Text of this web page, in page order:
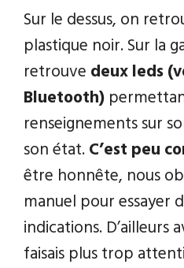
Sur le dessus, on
plastique noir. Sur la
retrouve deux leds
Bluetooth)
renseignements sur
son état.C’est peu
être honnête, nous
manuel pour essayer
indications. D’ailleurs
faisais plus trop